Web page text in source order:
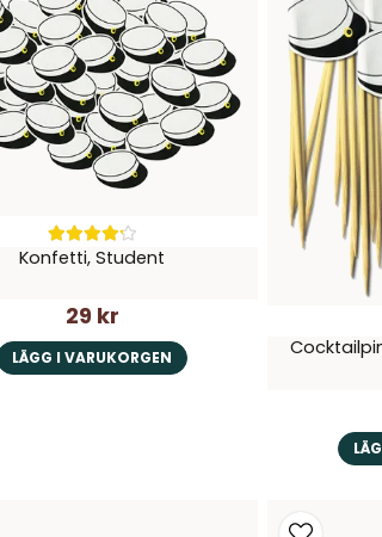
Konfetti, Student
29 kr
LÄGG I VARUKORGEN